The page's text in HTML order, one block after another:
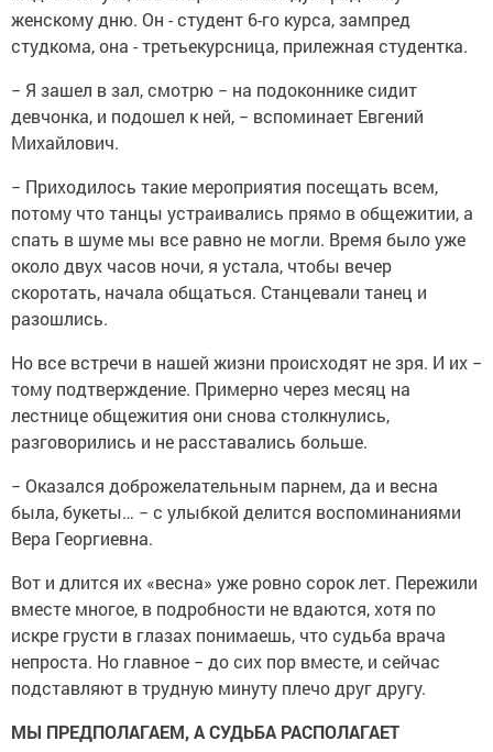
женскому дню. Он - студент 6-го курса, зампред
студкома, она - третьекурсница, прилежная студентка.
− Я зашел в зал, смотрю − на подоконнике сидит
девчонка, и подошел к ней, − вспоминает Евгений
Михайлович.
− Приходилось такие мероприятия посещать всем,
потому что танцы устраивались прямо в общежитии, а
спать в шуме мы все равно не могли. Время было уже
около двух часов ночи, я устала, чтобы вечер
скоротать, начала общаться. Станцевали танец и
разошлись.
Но все встречи в нашей жизни происходят не зря. И их −
тому подтверждение. Примерно через месяц на
лестнице общежития они снова столкнулись,
разговорились и не расставались больше.
− Оказался доброжелательным парнем, да и весна
была, букеты… − с улыбкой делится воспоминаниями
Вера Георгиевна.
Вот и длится их «весна» уже ровно сорок лет. Пережили
вместе многое, в подробности не вдаются, хотя по
искре грусти в глазах понимаешь, что судьба врача
непроста. Но главное − до сих пор вместе, и сейчас
подставляют в трудную минуту плечо друг другу.
МЫ ПРЕДПОЛАГАЕМ, А СУДЬБА РАСПОЛАГАЕТ